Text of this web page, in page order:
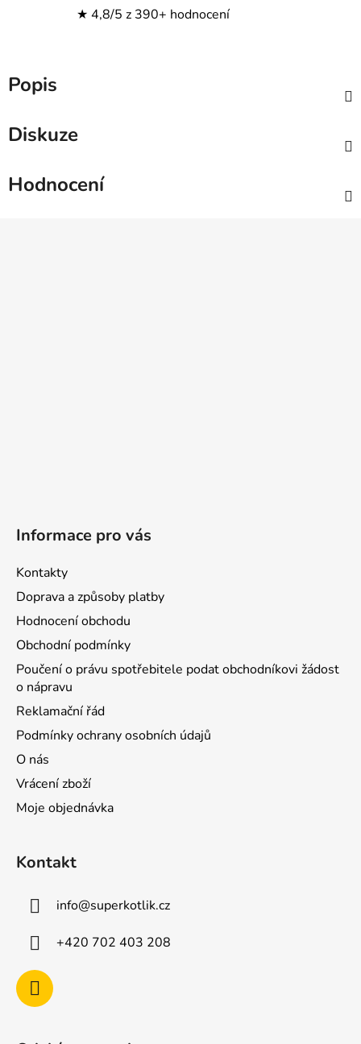
★ 4,8/5 z 390+ hodnocení
Popis
Diskuze
Hodnocení
Informace pro vás
Kontakty
Doprava a způsoby platby
Hodnocení obchodu
Obchodní podmínky
Poučení o právu spotřebitele podat obchodníkovi žádost
o nápravu
Reklamační řád
Podmínky ochrany osobních údajů
O nás
Vrácení zboží
Moje objednávka
Kontakt
info@superkotlik.cz
+420 702 403 208